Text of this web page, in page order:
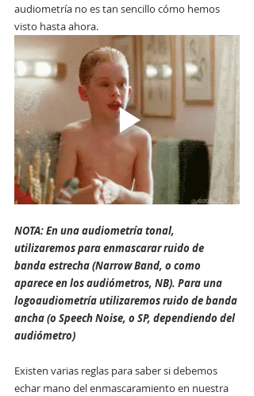
audiometría no es tan sencillo cómo hemos
visto hasta ahora.
NOTA: En una audiometría tonal,
utilizaremos para enmascarar ruido de
banda estrecha (Narrow Band, o como
aparece en los audiómetros, NB). Para una
logoaudiometría utilizaremos ruido de banda
ancha (o Speech Noise, o SP, dependiendo del
audiómetro)
Existen varias reglas para saber si debemos
echar mano del enmascaramiento en nuestra